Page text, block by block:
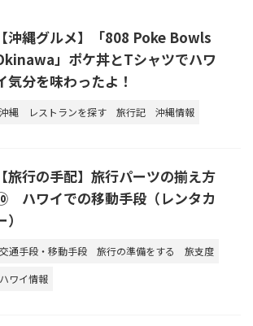
【沖縄グルメ】「808 Poke Bowls
」ポケ丼とTシャツでハワ
気分を味わったよ！
沖縄 レストランを探す 旅行記 沖縄情報
【旅行の手配】旅行パーツの揃え方
ハワイでの移動手段（レンタカ
）
交通手段・移動手段 旅行の準備をする
旅支度
ハワイ情報